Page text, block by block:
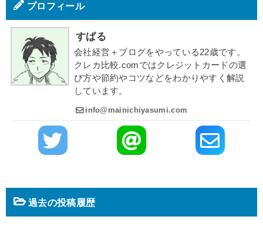
プロフィール
すばる
会社経営＋ブログをやっている22歳です。
クレカ比較.comではクレジットカードの選
び方や節約やコツなどをわかりやすく解説
しています。
info@mainichiyasumi.com
過去の投稿履歴